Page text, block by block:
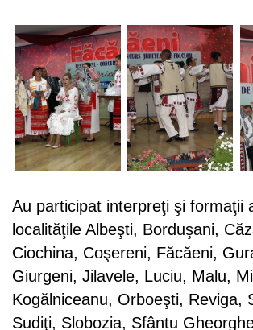
Au participat interpreţi şi formaţii
localităţile Albeşti, Borduşani,
Ciochina, Coşereni, Făcăeni,
Giurgeni, Jilavele, Luciu, Malu,
Kogălniceanu, Orboeşti, Reviga,
Sudiţi, Slobozia, Sfântu